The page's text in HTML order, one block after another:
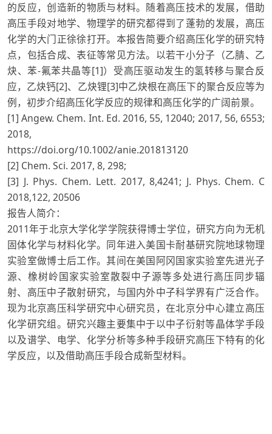
的反应，创造新的物质与材料。随着高压技术的发展，借助
高压手段对地学、物理学的研究都得到了蓬勃的发展，高压
化学的大门正徐徐打开。本报告简要介绍高压化学的研究特
点，包括合成、表征等常见方法。以若干小分子（乙腈、乙
炔、苯-氟苯共晶等[1]）受高压驱动发生的氢转移与聚合反
应，乙炔钙[2]、乙炔锂[3]中乙炔根在高压下的聚合反应等为
例，初步介绍高压化学反应的规律和高压化学的广阔前景。
[1] Angew. Chem. Int. Ed. 2016, 55, 12040; 2017, 56, 6553;
2018,
https://doi.org/10.1002/anie.201813120
[2] Chem. Sci. 2017, 8, 298;
[3] J. Phys. Chem. Lett. 2017, 8,4241; J. Phys. Chem. C
2018,122, 20506
报告人简介：
2011年于北京大学化学学院获得博士学位，研究方向为无机
固体化学与材料化学。同年进入美国卡耐基研究院地球物理
实验室做博士后工作。其间在美国阿冈国家实验室先进光子
源、橡树岭国家实验室散裂中子源等多处进行高压同步辐
射、高压中子散射研究，与国内外中子科学界有广泛合作。
现为北京高压科学研究中心研究员，在北京分中心建立高压
化学研究组。研究兴趣主要集中于以中子衍射等晶体学手段
以及谱学、电学、化学分析等多种手段研究高压下特有的化
学反应，以及借助高压手段合成新型材料。